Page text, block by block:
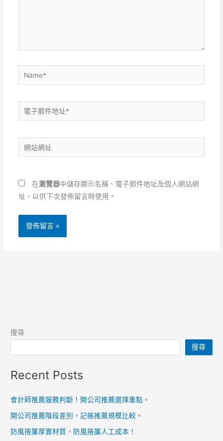
Name*
電
子
件
地
*
站
址
在瀏覽器中儲存顯示名稱、電子郵件地址及個人網站網
址，以供下次發佈留言時使用。
搜尋
搜尋
Recent Posts
會計師推薦服務判斷！開公司推薦選擇重點。
開公司推薦階段差別，記帳推薦規模比較。
防風捲簾厚實材質，防風捲簾人工成本！